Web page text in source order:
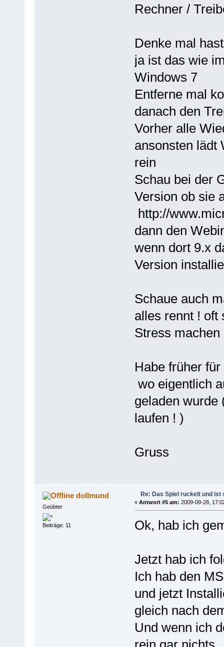
Rechner /
Denke mal
ja ist das wie
Windows 7
Entferne mal
danach den
Vorher alle
ansonsten lädt
rein
Schau bei der
Version ob sie
http://
dann den
wenn dort 9.x
Version
Schaue auch
alles rennt ! oft
Stress machen
Habe früher
wo eigentlich
geladen wurde
laufen ! )
Gruss
dollmund
Geübter
Beiträge: 11
Re: Das Spiel ruckelt und ist
« Antwort #5 am: 2009-09-28,
Ok, hab ich
Jetzt hab ich
Ich hab den
und jetzt
gleich nach
Und wenn ich